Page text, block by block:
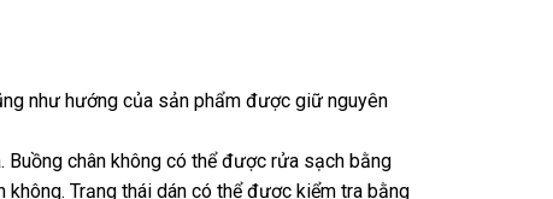
như hướng của sản phẩm được giữ nguyên
Buồng chân không có thể được rửa sạch bằng
Trạng thái dán có thể được kiểm tra bằng